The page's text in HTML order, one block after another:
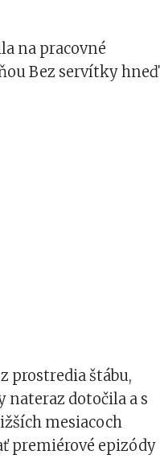
na pracovné
Bez servítky hneď
prostredia štábu,
dotočila a s
mesiacoch
premiérové epizódy